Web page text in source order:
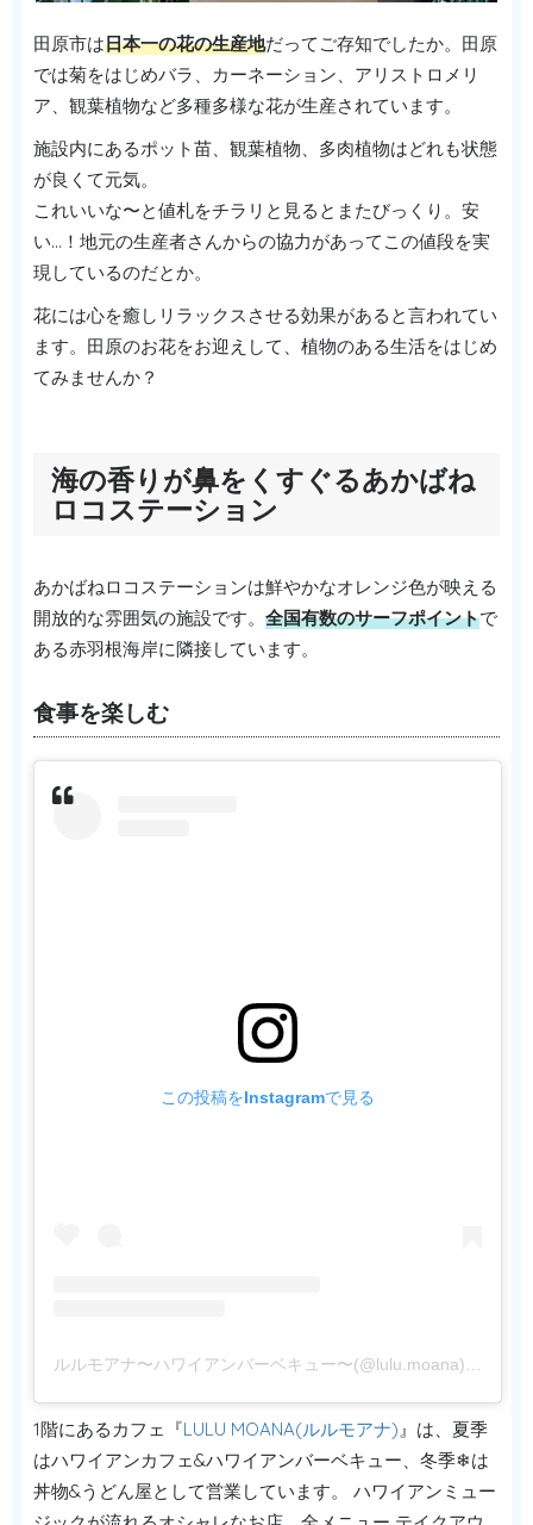
田原市は日本一の花の生産地だってご存知でしたか。田原
では菊をはじめバラ、カーネーション、アリストロメリ
ア、観葉植物など多種多様な花が生産されています。
施設内にあるポット苗、観葉植物、多肉植物はどれも状態
が良くて元気。
これいいな〜と値札をチラリと見るとまたびっくり。安
い…！地元の生産者さんからの協力があってこの値段を実
現しているのだとか。
花には心を癒しリラックスさせる効果があると言われてい
ます。田原のお花をお迎えして、植物のある生活をはじめ
てみませんか？
海の香りが鼻をくすぐるあかばね
ロコステーション
あかばねロコステーションは鮮やかなオレンジ色が映える
開放的な雰囲気の施設です。 全国有数のサーフポイントで
ある赤羽根海岸に隣接しています。
食事を楽しむ
この投稿をInstagramで見る
ルルモアナ〜ハワイアンバーベキュー〜(@lulu.moana)がシェアした投稿
1階にあるカフェ『LULU MOANA(ルルモアナ)』は、夏季
はハワイアンカフェ&ハワイアンバーベキュー、冬季❄は
丼物&うどん屋として営業しています。 ハワイアンミュー